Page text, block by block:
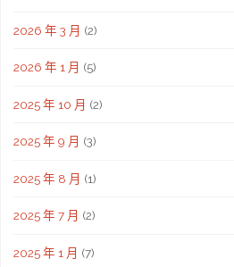
2026 年 3 月 (2)
2026 年 1 月 (5)
2025 年 10 月 (2)
2025 年 9 月 (3)
2025 年 8 月 (1)
2025 年 7 月 (2)
2025 年 1 月 (7)